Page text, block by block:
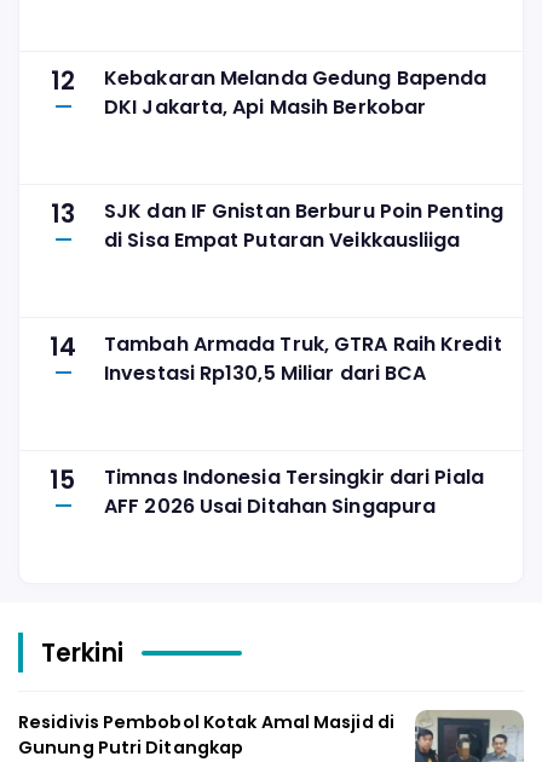
12
Kebakaran Melanda Gedung Bapenda
DKI Jakarta, Api Masih Berkobar
13
SJK dan IF Gnistan Berburu Poin Penting
di Sisa Empat Putaran Veikkausliiga
14
Tambah Armada Truk, GTRA Raih Kredit
Investasi Rp130,5 Miliar dari BCA
15
Timnas Indonesia Tersingkir dari Piala
AFF 2026 Usai Ditahan Singapura
Terkini
Residivis Pembobol Kotak Amal Masjid di
Gunung Putri Ditangkap